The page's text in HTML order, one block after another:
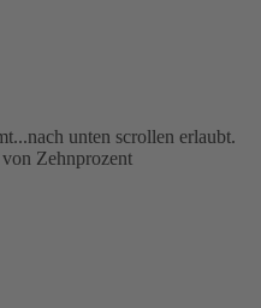
unten scrollen erlaubt.
Zehnprozent